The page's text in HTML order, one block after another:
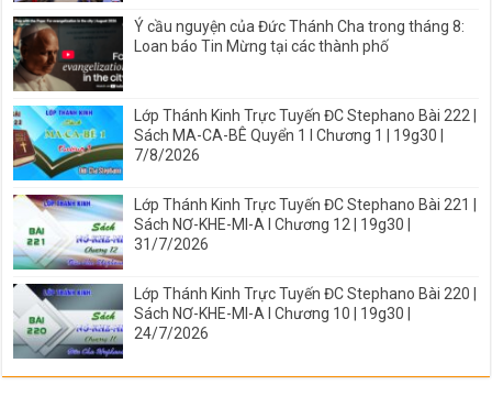
Ý cầu nguyện của Đức Thánh Cha trong tháng 8:
Loan báo Tin Mừng tại các thành phố
Lớp Thánh Kinh Trực Tuyến ĐC Stephano Bài 222 |
Sách MA-CA-BÊ Quyển 1 I Chương 1 | 19g30 |
7/8/2026
Lớp Thánh Kinh Trực Tuyến ĐC Stephano Bài 221 |
Sách NƠ-KHE-MI-A I Chương 12 | 19g30 |
31/7/2026
Lớp Thánh Kinh Trực Tuyến ĐC Stephano Bài 220 |
Sách NƠ-KHE-MI-A I Chương 10 | 19g30 |
24/7/2026